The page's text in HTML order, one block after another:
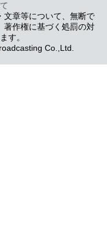
文章等について、無断で
著作権に基づく処罰の対
す。
Co.,Ltd.